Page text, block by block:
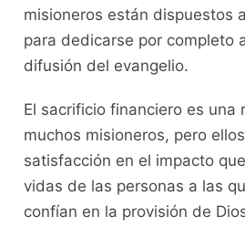
misioneros están dispuestos
para dedicarse por completo
difusión del evangelio.
El sacrificio financiero es una
muchos misioneros, pero
satisfacción en el impacto
vidas de las personas a las
confían en la provisión de